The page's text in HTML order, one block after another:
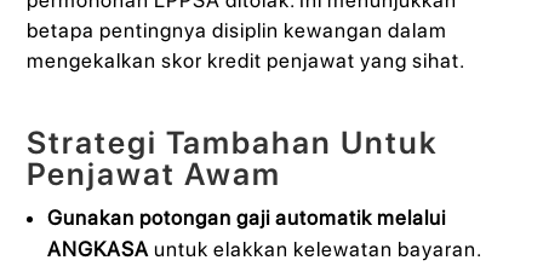
betapa pentingnya disiplin kewangan dalam
mengekalkan skor kredit penjawat yang sihat.
Strategi Tambahan Untuk
Penjawat Awam
Gunakan potongan gaji automatik melalui
ANGKASA untuk elakkan kelewatan bayaran.